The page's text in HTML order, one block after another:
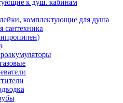
к душ. кабинам
комплектующие для душа
сантехника